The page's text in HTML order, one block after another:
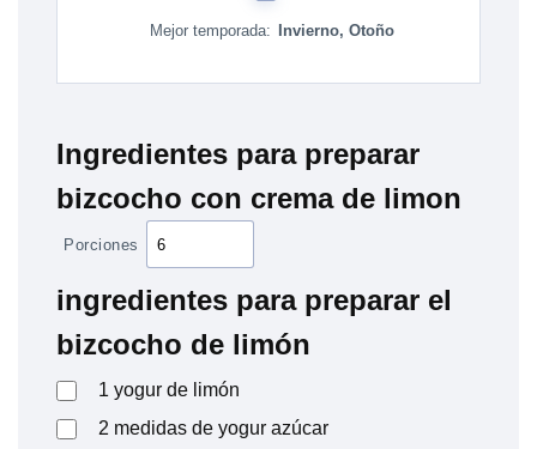
Mejor temporada: Invierno, Otoño
Ingredientes para preparar
bizcocho con crema de limon
Porciones
ingredientes para preparar el
bizcocho de limón
1 yogur de limón
2 medidas de yogur azúcar